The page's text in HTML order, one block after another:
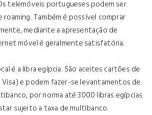
telemóveis portugueses podem ser
Também é possível comprar
mediante a apresentação de
móvel é geralmente satisfatória.
é a libra egípcia. São aceites cartões de
e podem fazer-se levantamentos de
por norma até 3000 libras egípcias
sujeito a taxa de multibanco.